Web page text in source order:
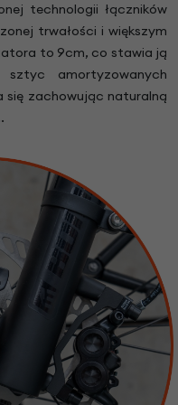
technologii łączników
trwałości i większym
to 9cm, co stawia ją
sztyc amortyzowanych
się zachowując naturalną